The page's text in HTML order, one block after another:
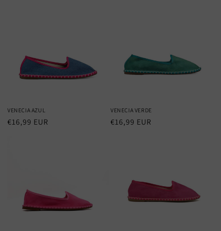
VENECIA AZUL
Precio
€16,99 EUR
VENECIA VERDE
Precio
€16,99 EUR